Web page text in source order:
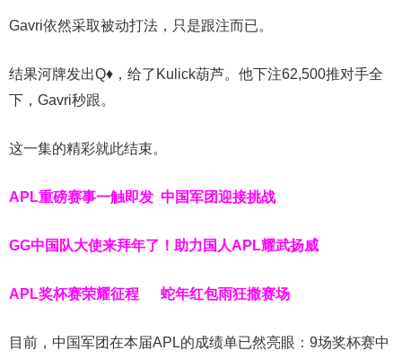
Gavri依然采取被动打法，只是跟注而已。
结果河牌发出Q♦，给了Kulick葫芦。他下注62,500推对手全
下，Gavri秒跟。
这一集的精彩就此结束。
APL重磅赛事一触即发 中国军团迎接挑战
GG中国队大使来拜年了！ 助力国人APL耀武扬威
APL奖杯赛荣耀征程 蛇年红包雨狂撒赛场
目前，中国军团在本届APL的成绩单已然亮眼：9场奖杯赛中